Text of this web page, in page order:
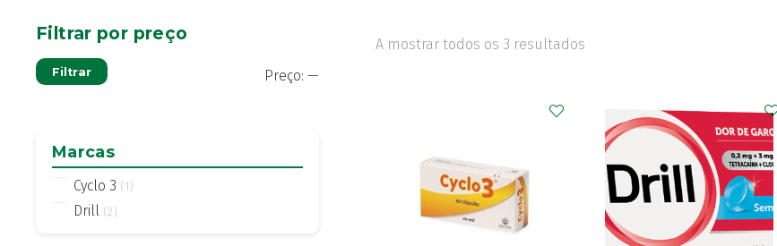
A mostrar todos os 3 resultados
Filtrar por preço
Filtrar Preço: —
Marcas
Cyclo 3 (1)
Drill (2)